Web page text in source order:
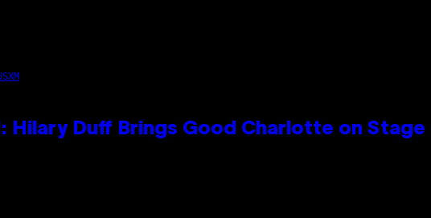
Hilary Duff Brings Good Charlotte on Stage